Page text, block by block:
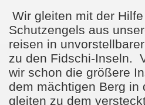
Wir gleiten mit der
Schutzengels aus
reisen in
zu den Fidschi-Inseln.
wir schon die größere
dem mächtigen Berg in
gleiten zu dem